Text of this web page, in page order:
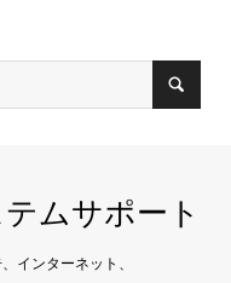
ムサポート
インターネット、